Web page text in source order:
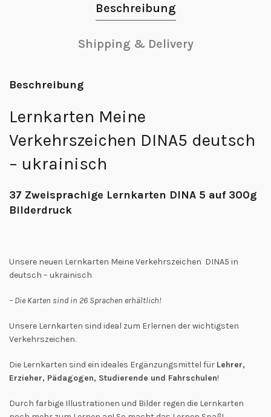
Beschreibung
Shipping & Delivery
Beschreibung
Lernkarten Meine
Verkehrszeichen DINA5 deutsch
– ukrainisch
37 Zweisprachige Lernkarten DINA 5 auf 300g
Bilderdruck
Unsere neuen Lernkarten Meine Verkehrszeichen DINA5 in
deutsch – ukrainisch
– Die Karten sind in 26 Sprachen erhältlich!
Unsere Lernkarten sind ideal zum Erlernen der wichtigsten
Verkehrszeichen.
Die Lernkarten sind ein ideales Ergänzungsmittel für Lehrer,
Erzieher, Pädagogen, Studierende und Fahrschulen!
Durch farbige Illustrationen und Bilder regen die Lernkarten